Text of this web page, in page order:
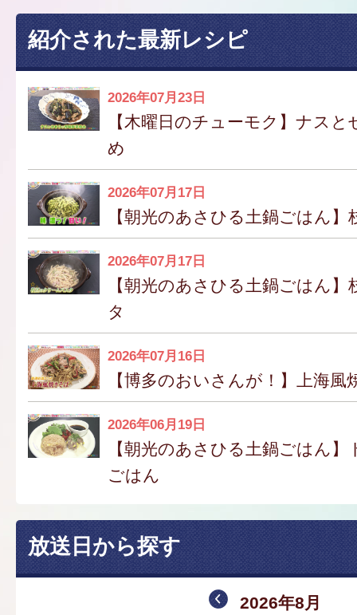
紹介された最新レシピ
2026年07月23日
【木曜日のチューモク】ナス
め
2026年07月17日
【朝光のあさひる土鍋ごはん】
2026年07月17日
【朝光のあさひる土鍋ごはん
タ
2026年07月16日
【博多のおいさんが！】上海風
2026年06月19日
【朝光のあさひる土鍋ごはん
ごはん
放送日から探す
2026年8月